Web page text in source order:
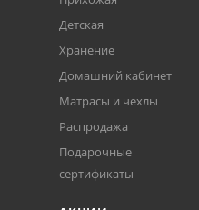
Детская
Хранение
Домашний кабинет
Матрасы и чехлы
Распродажа
Подарочные
сертификаты